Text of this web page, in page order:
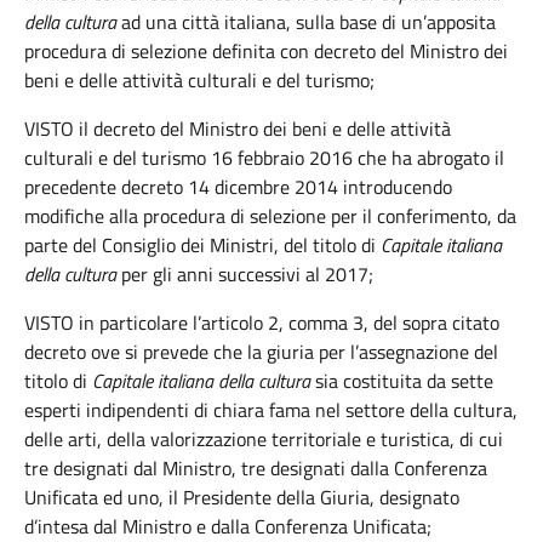
della culturaad una città italiana, sulla base di un’apposita
procedura di selezione definita con decreto del Ministro dei
beni e delle attività culturali e del turismo;
VISTO il decreto del Ministro dei beni e delle attività
culturali e del turismo 16 febbraio 2016 che ha abrogato il
precedente decreto 14 dicembre 2014 introducendo
modifiche alla procedura di selezione per il conferimento, da
parte del Consiglio dei Ministri, del titolo di Capitale italiana
della culturaper gli anni successivi al 2017;
VISTO in particolare l’articolo 2, comma 3, del sopra citato
decreto ove si prevede che la giuria per l’assegnazione del
titolo di Capitale italiana della culturasia costituita da sette
esperti indipendenti di chiara fama nel settore della cultura,
delle arti, della valorizzazione territoriale e turistica, di cui
tre designati dal Ministro, tre designati dalla Conferenza
Unificata ed uno, il Presidente della Giuria, designato
d’intesa dal Ministro e dalla Conferenza Unificata;